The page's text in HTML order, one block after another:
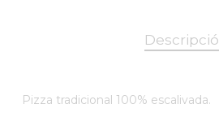
Descripció
Pizza tradicional 100% escalivada.